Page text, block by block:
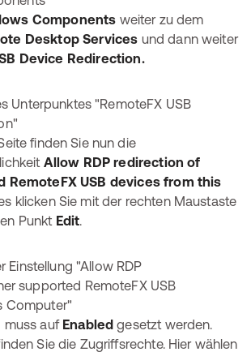
Components weiter zu dem
Desktop Services und dann weiter
Device Redirection.
finden Sie nun die
Allow RDP redirection of
RemoteFX USB devices from this
klicken Sie mit der rechten Maustaste
Punkt Edit.
muss auf Enabled gesetzt werden.
Sie die Zugriffsrechte. Hier wählen